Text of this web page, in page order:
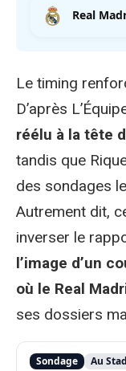
Real
Le timing
D’après
réélu à la tête
tandis que
des sondages
Autrement dit,
inverser le
l’image d’un
où le Real
ses dossiers
Sondage Au